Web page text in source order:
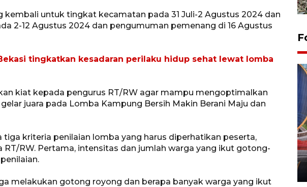
kembali untuk tingkat kecamatan pada 31 Juli-2 Agustus 2024 dan
2-12 Agustus 2024 dan pengumuman pemenang di 16 Agustus
tingkatkan kesadaran perilaku hidup sehat lewat lomba
kiat kepada pengurus RT/RW agar mampu mengoptimalkan
juara pada Lomba Kampung Bersih Makin Berani Maju dan
tiga kriteria penilaian lomba yang harus diperhatikan peserta,
RT/RW. Pertama, intensitas dan jumlah warga yang ikut gotong-
melakukan gotong royong dan berapa banyak warga yang ikut
Komisi V DPR tinjau
perlintasan sebidang di
Stasiun Bogor